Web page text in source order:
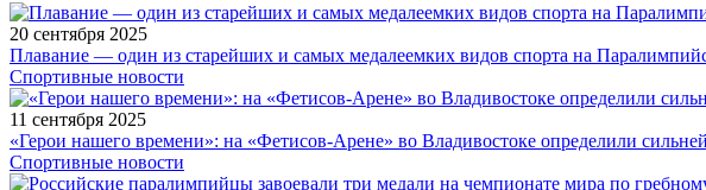
20 сентября 2025
Плавание — один из старейших и самых медалеемких видов спорта на
Спортивные новости
11 сентября 2025
«Герои нашего времени»: на «Фетисов-Арене» во Владивостоке определили
Спортивные новости